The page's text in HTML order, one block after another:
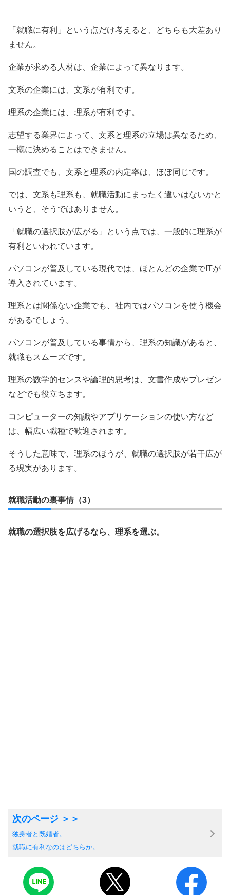
「就職に有利」という点だけ考えると、どちらも大差あり
ません。
企業が求める人材は、企業によって異なります。
文系の企業には、文系が有利です。
理系の企業には、理系が有利です。
志望する業界によって、文系と理系の立場は異なるため、
一概に決めることはできません。
国の調査でも、文系と理系の内定率は、ほぼ同じです。
では、文系も理系も、就職活動にまったく違いはないかと
いうと、そうではありません。
「就職の選択肢が広がる」という点では、一般的に理系が
有利といわれています。
パソコンが普及している現代では、ほとんどの企業でITが
導入されています。
理系とは関係ない企業でも、社内ではパソコンを使う機会
があるでしょう。
パソコンが普及している事情から、理系の知識があると、
就職もスムーズです。
理系の数学的センスや論理的思考は、文書作成やプレゼン
などでも役立ちます。
コンピューターの知識やアプリケーションの使い方など
は、幅広い職種で歓迎されます。
そうした意味で、理系のほうが、就職の選択肢が若干広が
る現実があります。
就職活動の裏事情（3）
就職の選択肢を広げるなら、理系を選ぶ。
独身者と既婚者。
就職に有利なのはどちらか。